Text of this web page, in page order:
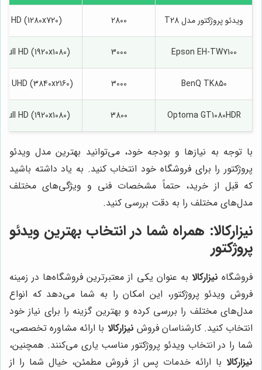
ویدئو پروژکتور مدل T28 2800
HD (1280x720)
Epson EH-TW7100
3000
Full HD (1920x1080)
BenQ TK850
3000
4K UHD (3840x2160)
Optoma GT1080HDR
3800
Full HD (1920x1080)
با توجه به نیازها و بودجه خود، می‌توانید بهترین مدل ویدئو
پروژکتور را برای فروشگاه خود انتخاب کنید. به یاد داشته باشید
که قبل از خرید، حتماً مشخصات فنی و ویژگی‌های مختلف
مدل‌های مختلف را به دقت بررسی کنید.
نیزارکالا: همراه شما در انتخاب بهترین ویدئو
پروژکتور
فروشگاه نیزارکالا به عنوان یکی از معتبرترین فروشگاه‌ها در زمینه
فروش ویدئو پروژکتور، این امکان را به شما می‌دهد که انواع
مدل‌های مختلف را بررسی کرده و بهترین گزینه را برای نیاز خود
انتخاب کنید. کارشناسان فروش نیزارکالا با ارائه مشاوره تخصصی،
شما را در انتخاب ویدئو پروژکتور مناسب یاری می‌کنند. همچنین،
نیزارکالا با ارائه خدمات پس از فروش مطمئن، خیال شما را از